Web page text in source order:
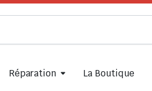
Réparation La Boutique